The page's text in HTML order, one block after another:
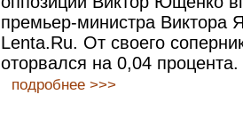
премьер-министра Виктора
Lenta.Ru. От своего
оторвался на 0,04 процента.
подробнее >>>